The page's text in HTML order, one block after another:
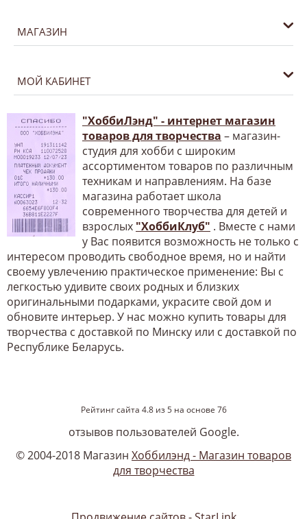
МАГАЗИН
МОЙ КАБИНЕТ
"ХоббиЛэнд" - интернет магазин
товаров для творчества – магазин-
студия для хобби с широким
ассортиментом товаров по различным
техникам и направлениям. На базе
магазина работает школа
современного творчества для детей и
взрослых "ХоббиКлуб" . Вместе с нами
у Вас появится возможность не только с
интересом проводить свободное время, но и найти
своему увлечению практическое применение: Вы с
легкостью удивите своих родных и близких
оригинальными подарками, украсите свой дом и
обновите интерьер. У нас можно купить товары для
творчества с доставкой по Минску или с доставкой по
Республике Беларусь.
Рейтинг сайта 4.8из5на основе 76
отзывов пользователей Google.
© 2004-2018 Магазин Хоббилэнд - Магазин товаров
для творчества